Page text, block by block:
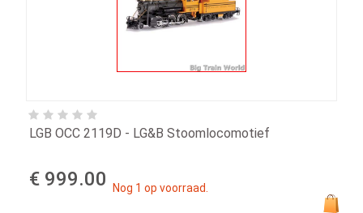
LGB OCC 2119D - LG&B Stoomlocomotief
€ 999.00 Nog 1 op voorraad.